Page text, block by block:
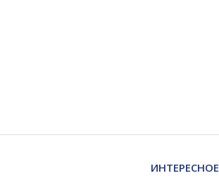
ИНТЕРЕСНОЕ